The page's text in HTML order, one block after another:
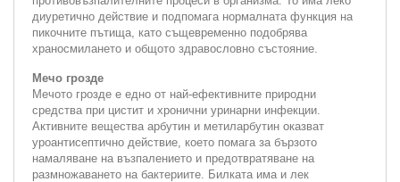
диуретично действие и подпомага нормалната функция на
пикочните пътища, като същевременно подобрява
храносмилането и общото здравословно състояние.
Мечо грозде
Мечото грозде е едно от най-ефективните природни
средства при цистит и хронични уринарни инфекции.
Активните вещества арбутин и метиларбутин оказват
уроантисептично действие, което помага за бързото
намаляване на възпалението и предотвратяване на
размножаването на бактериите. Билката има и лек